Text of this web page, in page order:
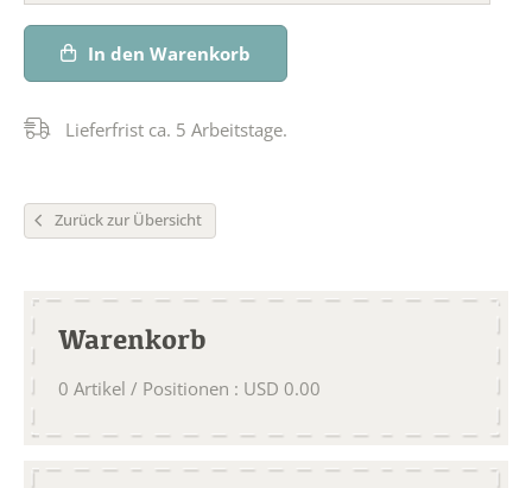
In den Warenkorb
Lieferfrist ca. 5 Arbeitstage.
Zurück zur Übersicht
Warenkorb
0 Artikel / Positionen : USD 0.00